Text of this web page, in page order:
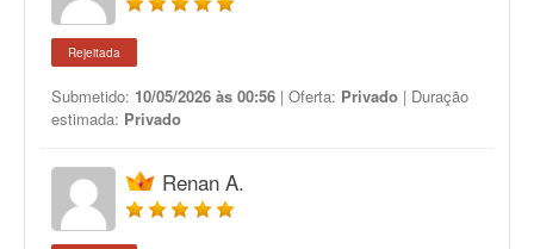
Rejeitada
Submetido: 10/05/2026 às 00:56 | Oferta: Privado | Duração
estimada: Privado
Renan A.